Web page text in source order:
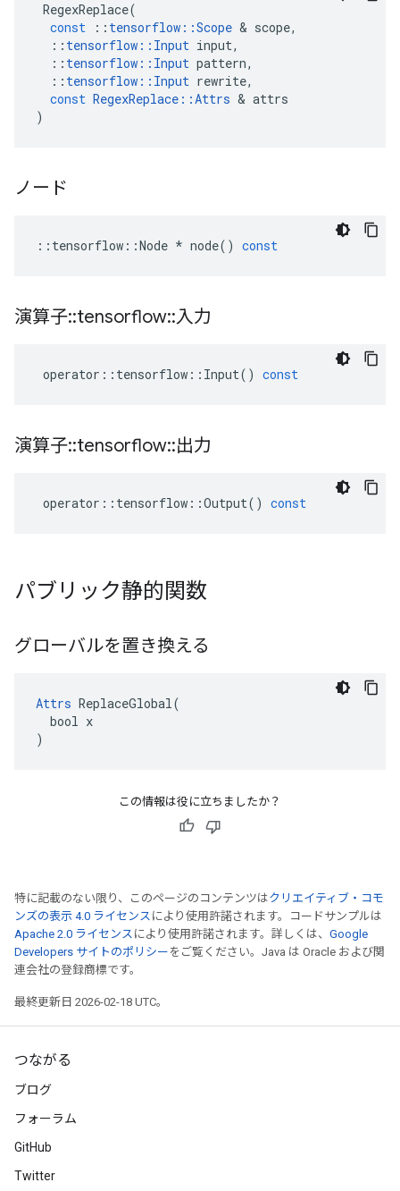
RegexReplace(
const
:: tensorflow ::Scope & scope,
:: tensorflow :: Input input,
:: tensorflow :: Input pattern,
:: tensorflow :: Input rewrite,
const RegexReplace ::Attrs & attrs
)
ノード
:: tensorflow ::Node * node() const
演算子::tensorflow::入力
operator :: tensorflow :: Input() const
演算子::tensorflow::出力
operator :: tensorflow ::Output() const
パブリック静的関数
グローバルを置き換える
Attrs ReplaceGlobal(
  bool x
)
この情報は役に立ちましたか？
特に記載のない限り、このページのコンテンツはクリエイティブ・コモ
ンズの表示 4.0 ライセンス により使用許諾されます。コードサンプルは
Apache 2.0 ライセンス により使用許諾されます。詳しくは、 Google
Developers サイトのポリシー をご覧ください。Java は Oracle および関
連会社の登録商標です。
最終更新日 2026-02-18 UTC。
つながる
ブログ
フォーラム
GitHub
Twitter